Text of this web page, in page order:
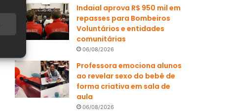
Indaial aprova R$ 950 mil em
repasses para Bombeiros
Voluntários e entidades
comunitárias
06/08/2026
Professora emociona alunos
ao revelar sexo do bebê de
forma criativa em sala de
aula
06/08/2026